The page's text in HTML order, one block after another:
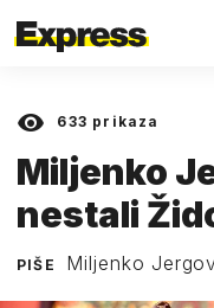
633 prikaza
Miljenko
nestali
PIŠE Miljenko